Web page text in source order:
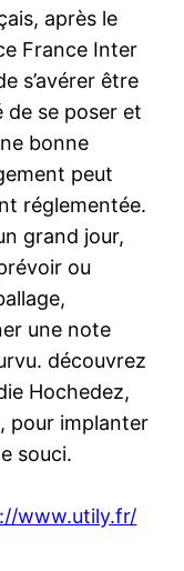
après le
France Inter
s’avérer être
de se poser et
bonne
peut
réglementée.
grand jour,
ou
une note
découvrez
Hochedez,
pour implanter
souci.
www.utily.fr/